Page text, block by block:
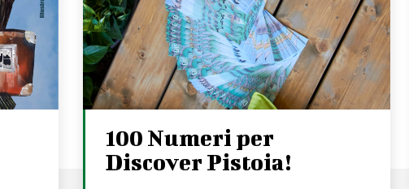
100 Numeri per
Discover Pistoia!